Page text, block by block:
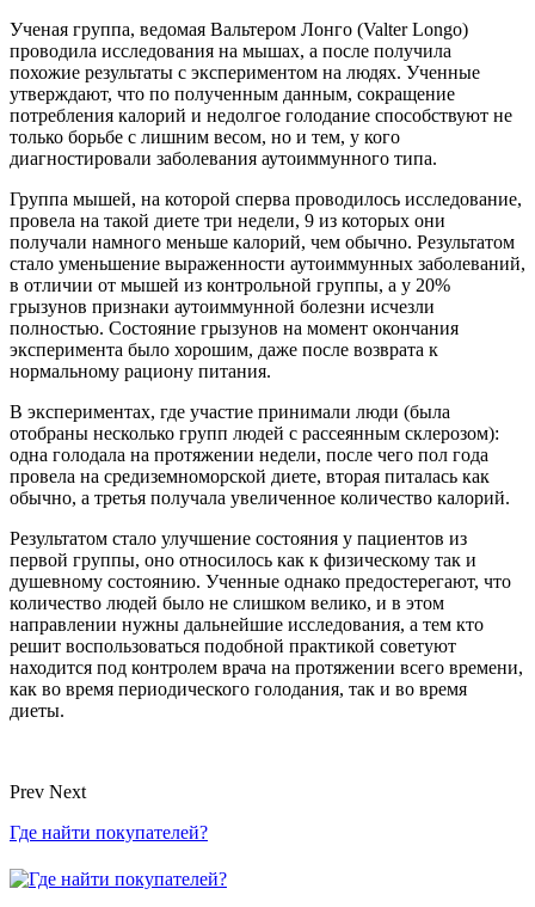
Ученая группа, ведомая Вальтером Лонго (Valter Longo)
проводила исследования на мышах, а после получила
похожие результаты с экспериментом на людях. Ученные
утверждают, что по полученным данным, сокращение
потребления калорий и недолгое голодание способствуют не
только борьбе с лишним весом, но и тем, у кого
диагностировали заболевания аутоиммунного типа.
Группа мышей, на которой сперва проводилось исследование,
провела на такой диете три недели, 9 из которых они
получали намного меньше калорий, чем обычно. Результатом
стало уменьшение выраженности аутоиммунных заболеваний,
в отличии от мышей из контрольной группы, а у 20%
грызунов признаки аутоиммунной болезни исчезли
полностью. Состояние грызунов на момент окончания
эксперимента было хорошим, даже после возврата к
нормальному рациону питания.
В экспериментах, где участие принимали люди (была
отобраны несколько групп людей с рассеянным склерозом):
одна голодала на протяжении недели, после чего пол года
провела на средиземноморской диете, вторая питалась как
обычно, а третья получала увеличенное количество калорий.
Результатом стало улучшение состояния у пациентов из
первой группы, оно относилось как к физическому так и
душевному состоянию. Ученные однако предостерегают, что
количество людей было не слишком велико, и в этом
направлении нужны дальнейшие исследования, а тем кто
решит воспользоваться подобной практикой советуют
находится под контролем врача на протяжении всего времени,
как во время периодического голодания, так и во время
диеты.
Prev Next
Где найти покупателей?